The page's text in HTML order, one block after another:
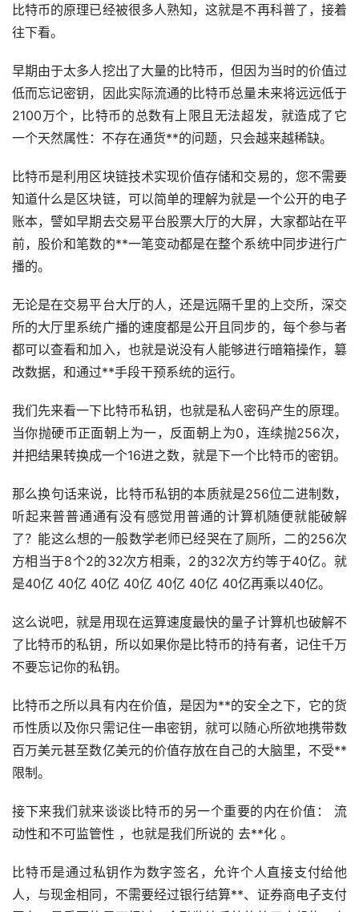
比特币的原理已经被很多人熟知，这就是不再科普了，接着
往下看。
早期由于太多人挖出了大量的比特币，但因为当时的价值过
低而忘记密钥，因此实际流通的比特币总量未来将远远低于
2100万个，比特币的总数有上限且无法超发，就造成了它
一个天然属性：不存在通货**的问题，只会越来越稀缺。
比特币是利用区块链技术实现价值存储和交易的，您不需要
知道什么是区块链，可以简单的理解为就是一个公开的电子
账本，譬如早期去交易平台股票大厅的大屏，大家都站在平
前，股价和笔数的**一笔变动都是在整个系统中同步进行广
播的。
无论是在交易平台大厅的人，还是远隔千里的上交所，深交
所的大厅里系统广播的速度都是公开且同步的，每个参与者
都可以查看和加入，也就是说没有人能够进行暗箱操作，篡
改数据，和通过**手段干预系统的运行。
我们先来看一下比特币私钥，也就是私人密码产生的原理。
当你抛硬币正面朝上为一，反面朝上为0，连续抛256次，
并把结果转换成一个16进之数，就是下一个比特币的密钥。
那么换句话来说，比特币私钥的本质就是256位二进制数，
听起来普普通通有没有感觉用普通的计算机随便就能破解
了？能这么想的一般数学老师已经哭在了厕所，二的256次
方相当于8个2的32次方相乘，2的32次方约等于40亿。就
是40亿 40亿 40亿 40亿 40亿 40亿 40亿再乘以40亿。
这么说吧，就是用现在运算速度最快的量子计算机也破解不
了比特币的私钥，所以如果你是比特币的持有者，记住千万
不要忘记你的私钥。
比特币之所以具有内在价值，是因为**的安全之下，它的货
币性质以及你只需记住一串密钥，就可以随心所欲地携带数
百万美元甚至数亿美元的价值存放在自己的大脑里，不受**
限制。
接下来我们就来谈谈比特币的另一个重要的内在价值： 流
动性和不可监管性 ，也就是我们所说的 去**化 。
比特币是通过私钥作为数字签名，允许个人直接支付给他
人，与现金相同，不需要经过银行结算**、证券商电子支付